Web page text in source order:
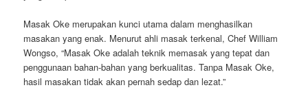
Masak Oke merupakan kunci utama dalam menghasilkan
masakan yang enak. Menurut ahli masak terkenal, Chef William
Wongso, “Masak Oke adalah teknik memasak yang tepat dan
penggunaan bahan-bahan yang berkualitas. Tanpa Masak Oke,
hasil masakan tidak akan pernah sedap dan lezat.”